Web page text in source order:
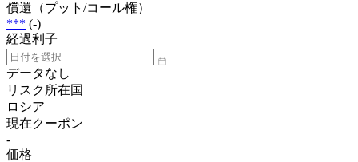
償還（プット/コール権）
*** (-)
経過利子
データなし
リスク所在国
ロシア
現在クーポン
-
価格